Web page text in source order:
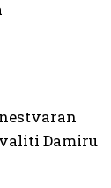
Damiru